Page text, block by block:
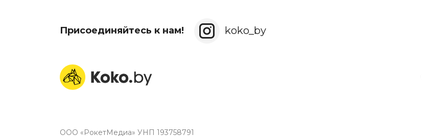
Присоединяйтесь к нам! koko_by
ООО «РокетМедиа» УНП 193758791